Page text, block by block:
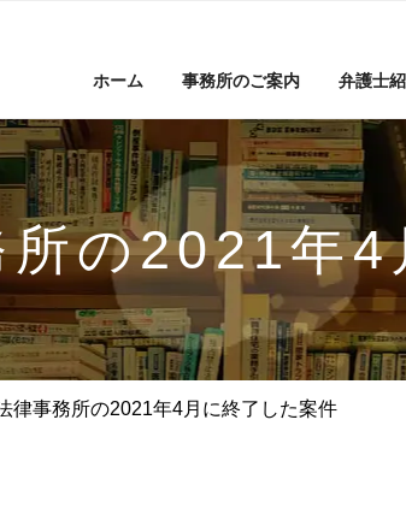
ホーム 事務所のご案内 弁護士
の2021年
律事務所の2021年4月に終了した案件